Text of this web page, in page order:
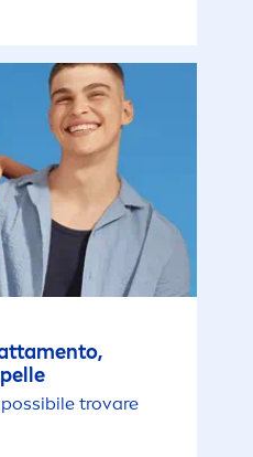
mento,
trovare